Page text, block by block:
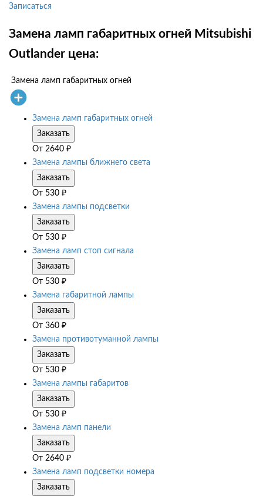
Записаться
Замена ламп габаритных огней Mitsubishi
Outlander цена:
Замена ламп габаритных огней
Замена ламп габаритных огней
Заказать
От 2640 ₽
Замена лампы ближнего света
Заказать
От 530 ₽
Замена лампы подсветки
Заказать
От 530 ₽
Замена ламп стоп сигнала
Заказать
От 530 ₽
Замена габаритной лампы
Заказать
От 360 ₽
Замена противотуманной лампы
Заказать
От 530 ₽
Замена лампы габаритов
Заказать
От 530 ₽
Замена ламп панели
Заказать
От 2640 ₽
Замена ламп подсветки номера
Заказать